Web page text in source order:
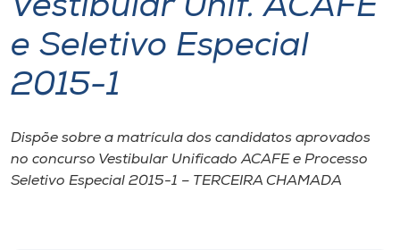
Cultura
CPA
Biblioteca
Vestibular Unif. ACAFE
e Seletivo Especial
2015-1
Dispõe sobre a matrícula dos candidatos aprovados
no concurso Vestibular Unificado ACAFE e Processo
Seletivo Especial 2015-1 – TERCEIRA CHAMADA